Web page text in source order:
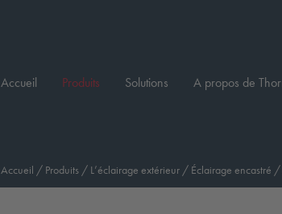
Accueil Produits Solutions A propos de
Accueil / Produits / L’éclairage extérieur / Éclairage encastré